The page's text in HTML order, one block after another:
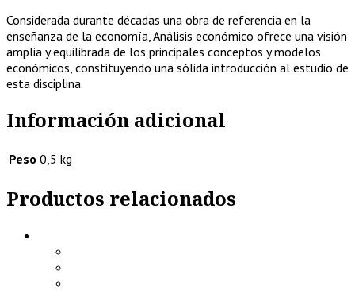
Considerada durante décadas una obra de referencia en la
enseñanza de la economía, Análisis económico ofrece una visión
amplia y equilibrada de los principales conceptos y modelos
económicos, constituyendo una sólida introducción al estudio de
esta disciplina.
Información adicional
Peso 0,5 kg
Productos relacionados